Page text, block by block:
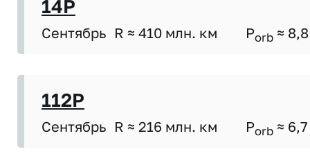
14P
Сентябрь R ≈ 410 млн. км Porb ≈ 8,8
112P
Сентябрь R ≈ 216 млн. км Porb ≈ 6,7